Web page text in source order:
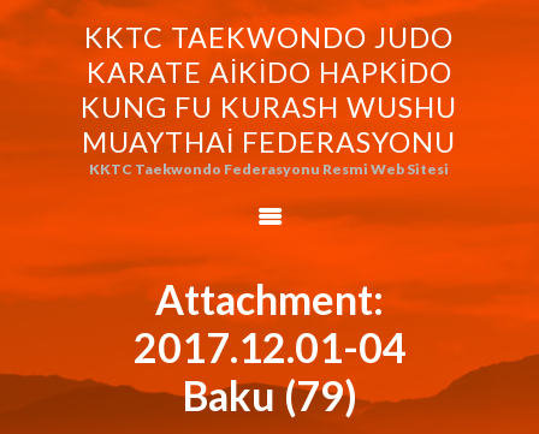
KKTC TAEKWONDO JUDO
KARATE AIKIDO HAPKIDO
KUNG FU KURASH WUSHU
MUAYTHAI FEDERASYONU
KKTC Taekwondo Federasyonu Resmi Web Sitesi
Attachment:
2017.12.01-04
Baku (79)
KKTC TAEKWONDO JUDO KARATE
AIKIDO HAPKIDO KUNG FU KURASH
WUSHU MUAYTHAI FEDERASYONU
KKTC Taekwondo Federasyonu Resmi Web Sitesi
FEDERASYONUMUZ
TAEKWONDO
FEDERASYONU
WORLD BUDO
MARTIALARTS
MOK-EZG-2000/2013